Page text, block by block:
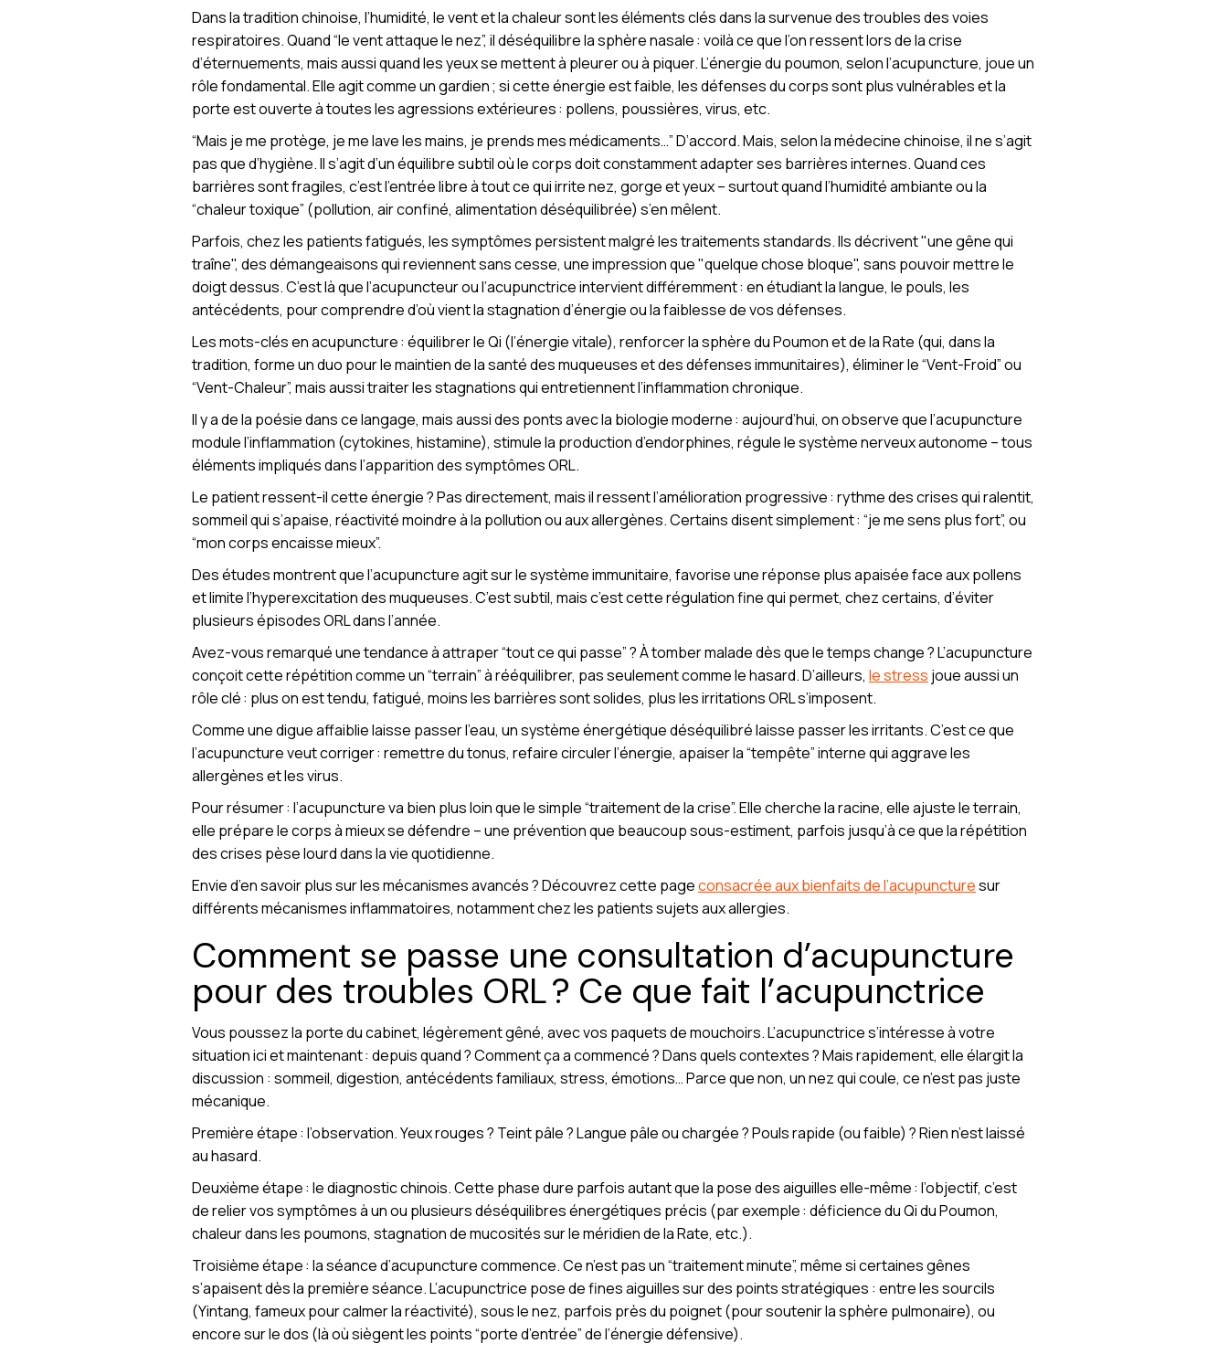
Dans la tradition chinoise, l’humidité, le vent et la chaleur sont les éléments clés dans la survenue des troubles des voies
respiratoires. Quand “le vent attaque le nez”, il déséquilibre la sphère nasale : voilà ce que l’on ressent lors de la crise
d’éternuements, mais aussi quand les yeux se mettent à pleurer ou à piquer. L’énergie du poumon, selon l’acupuncture, joue un
rôle fondamental. Elle agit comme un gardien ; si cette énergie est faible, les défenses du corps sont plus vulnérables et la
porte est ouverte à toutes les agressions extérieures : pollens, poussières, virus, etc.
“Mais je me protège, je me lave les mains, je prends mes médicaments…” D’accord. Mais, selon la médecine chinoise, il ne s’agit
pas que d’hygiène. Il s’agit d’un équilibre subtil où le corps doit constamment adapter ses barrières internes. Quand ces
barrières sont fragiles, c’est l’entrée libre à tout ce qui irrite nez, gorge et yeux – surtout quand l’humidité ambiante ou la
“chaleur toxique” (pollution, air confiné, alimentation déséquilibrée) s’en mêlent.
Parfois, chez les patients fatigués, les symptômes persistent malgré les traitements standards. Ils décrivent "une gêne qui
traîne", des démangeaisons qui reviennent sans cesse, une impression que "quelque chose bloque", sans pouvoir mettre le
doigt dessus. C’est là que l’acupuncteur ou l’acupunctrice intervient différemment : en étudiant la langue, le pouls, les
antécédents, pour comprendre d’où vient la stagnation d’énergie ou la faiblesse de vos défenses.
Les mots-clés en acupuncture : équilibrer le Qi (l’énergie vitale), renforcer la sphère du Poumon et de la Rate (qui, dans la
tradition, forme un duo pour le maintien de la santé des muqueuses et des défenses immunitaires), éliminer le “Vent-Froid” ou
“Vent-Chaleur”, mais aussi traiter les stagnations qui entretiennent l’inflammation chronique.
Il y a de la poésie dans ce langage, mais aussi des ponts avec la biologie moderne : aujourd’hui, on observe que l’acupuncture
module l’inflammation (cytokines, histamine), stimule la production d’endorphines, régule le système nerveux autonome – tous
éléments impliqués dans l’apparition des symptômes ORL.
Le patient ressent-il cette énergie ? Pas directement, mais il ressent l’amélioration progressive : rythme des crises qui ralentit,
sommeil qui s’apaise, réactivité moindre à la pollution ou aux allergènes. Certains disent simplement : “je me sens plus fort”, ou
“mon corps encaisse mieux”.
Des études montrent que l’acupuncture agit sur le système immunitaire, favorise une réponse plus apaisée face aux pollens
et limite l’hyperexcitation des muqueuses. C’est subtil, mais c’est cette régulation fine qui permet, chez certains, d’éviter
plusieurs épisodes ORL dans l’année.
Avez-vous remarqué une tendance à attraper “tout ce qui passe” ? À tomber malade dès que le temps change ? L’acupuncture
conçoit cette répétition comme un “terrain” à rééquilibrer, pas seulement comme le hasard. D’ailleurs, le stress joue aussi un
rôle clé : plus on est tendu, fatigué, moins les barrières sont solides, plus les irritations ORL s’imposent.
Comme une digue affaiblie laisse passer l’eau, un système énergétique déséquilibré laisse passer les irritants. C’est ce que
l’acupuncture veut corriger : remettre du tonus, refaire circuler l’énergie, apaiser la “tempête” interne qui aggrave les
allergènes et les virus.
Pour résumer : l’acupuncture va bien plus loin que le simple “traitement de la crise”. Elle cherche la racine, elle ajuste le terrain,
elle prépare le corps à mieux se défendre – une prévention que beaucoup sous-estiment, parfois jusqu’à ce que la répétition
des crises pèse lourd dans la vie quotidienne.
Envie d’en savoir plus sur les mécanismes avancés ? Découvrez cette pageconsacrée aux bienfaits de l’acupuncturesur
différents mécanismes inflammatoires, notamment chez les patients sujets aux allergies.
Comment se passe une consultation d’acupuncture
pour des troubles ORL ? Ce que fait l’acupunctrice
Vous poussez la porte du cabinet, légèrement gêné, avec vos paquets de mouchoirs. L’acupunctrice s’intéresse à votre
situation ici et maintenant : depuis quand ? Comment ça a commencé ? Dans quels contextes ? Mais rapidement, elle élargit la
discussion : sommeil, digestion, antécédents familiaux, stress, émotions… Parce que non, un nez qui coule, ce n’est pas juste
mécanique.
Première étape : l’observation. Yeux rouges ? Teint pâle ? Langue pâle ou chargée ? Pouls rapide (ou faible) ? Rien n’est laissé
au hasard.
Deuxième étape : le diagnostic chinois. Cette phase dure parfois autant que la pose des aiguilles elle-même : l’objectif, c’est
de relier vos symptômes à un ou plusieurs déséquilibres énergétiques précis (par exemple : déficience du Qi du Poumon,
chaleur dans les poumons, stagnation de mucosités sur le méridien de la Rate, etc.).
Troisième étape : la séance d’acupuncture commence. Ce n’est pas un “traitement minute”, même si certaines gênes
s’apaisent dès la première séance. L’acupunctrice pose de fines aiguilles sur des points stratégiques : entre les sourcils
(Yintang, fameux pour calmer la réactivité), sous le nez, parfois près du poignet (pour soutenir la sphère pulmonaire), ou
encore sur le dos (là où siègent les points “porte d’entrée” de l’énergie défensive).